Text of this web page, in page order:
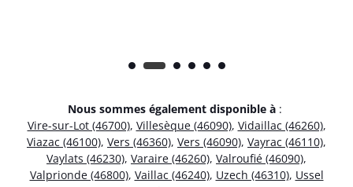
Nous sommes également disponible à :
Vire-sur-Lot (46700), Villesèque (46090), Vidaillac (46260),
Viazac (46100), Vers (46360), Vers (46090), Vayrac (46110),
Vaylats (46230), Varaire (46260), Valroufié (46090),
Valprionde (46800), Vaillac (46240), Uzech (46310), Ussel